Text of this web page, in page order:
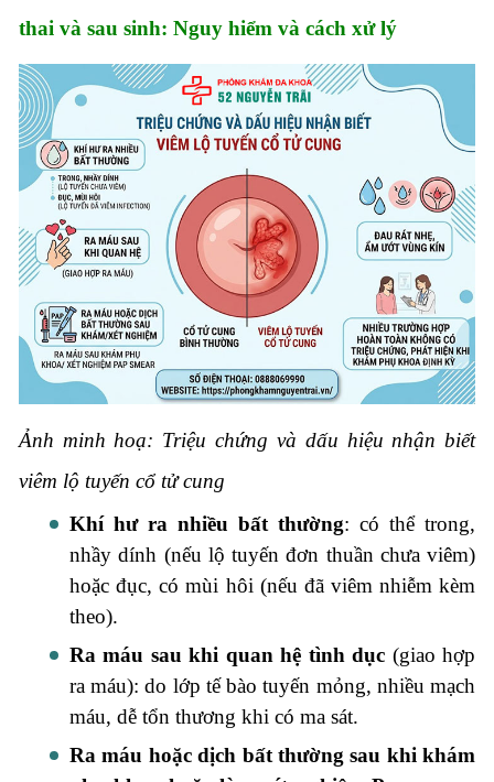
thai và sau sinh: Nguy hiểm và cách xử lý
Ảnh minh hoạ: Triệu chứng và dấu hiệu nhận biết
viêm lộ tuyến cổ tử cung
Khí hư ra nhiều bất thường: có thể trong,
nhầy dính (nếu lộ tuyến đơn thuần chưa viêm)
hoặc đục, có mùi hôi (nếu đã viêm nhiễm kèm
theo).
Ra máu sau khi quan hệ tình dục (giao hợp
ra máu): do lớp tế bào tuyến mỏng, nhiều mạch
máu, dễ tổn thương khi có ma sát.
Ra máu hoặc dịch bất thường sau khi khám